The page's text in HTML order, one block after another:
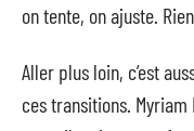
on tente, on ajuste.
Aller plus loin, c’est
ces transitions.